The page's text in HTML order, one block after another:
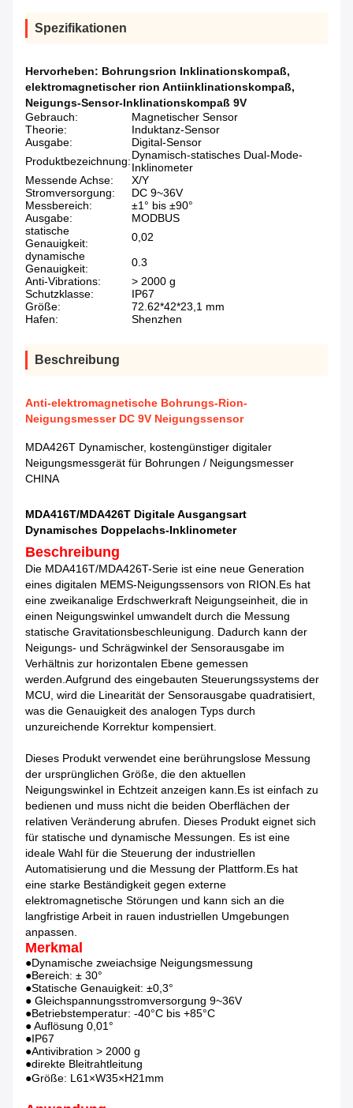
Spezifikationen
Hervorheben: Bohrungsrion Inklinationskompaß,
elektromagnetischer rion Antiinklinationskompaß,
Neigungs-Sensor-Inklinationskompaß 9V
Gebrauch:
Magnetischer Sensor
Theorie:
Induktanz-Sensor
Ausgabe:
Digital-Sensor
Produktbezeichnung:Dynamisch-statisches Dual-Mode-
Inklinometer
Messende Achse:
X/Y
Stromversorgung:
DC 9~36V
Messbereich:
±1° bis ±90°
Ausgabe:
MODBUS
statische
Genauigkeit:
0,02
dynamische
Genauigkeit:
0.3
Anti-Vibrations:
> 2000 g
Schutzklasse:
IP67
Größe:
72.62*42*23,1 mm
Hafen:
Shenzhen
Beschreibung
Anti-elektromagnetische Bohrungs-Rion-
Neigungsmesser DC 9V Neigungssensor
MDA426T Dynamischer, kostengünstiger digitaler
Neigungsmessgerät für Bohrungen / Neigungsmesser
CHINA
MDA416T/MDA426T Digitale Ausgangsart
Dynamisches Doppelachs-Inklinometer
Beschreibung
Die MDA416T/MDA426T-Serie ist eine neue Generation
eines digitalen MEMS-Neigungssensors von RION.Es hat
eine zweikanalige Erdschwerkraft Neigungseinheit, die in
einen Neigungswinkel umwandelt durch die Messung
statische Gravitationsbeschleunigung. Dadurch kann der
Neigungs- und Schrägwinkel der Sensorausgabe im
Verhältnis zur horizontalen Ebene gemessen
werden.Aufgrund des eingebauten Steuerungssystems der
MCU, wird die Linearität der Sensorausgabe quadratisiert,
was die Genauigkeit des analogen Typs durch
unzureichende Korrektur kompensiert.
Dieses Produkt verwendet eine berührungslose Messung
der ursprünglichen Größe, die den aktuellen
Neigungswinkel in Echtzeit anzeigen kann.Es ist einfach zu
bedienen und muss nicht die beiden Oberflächen der
relativen Veränderung abrufen. Dieses Produkt eignet sich
für statische und dynamische Messungen. Es ist eine
ideale Wahl für die Steuerung der industriellen
Automatisierung und die Messung der Plattform.Es hat
eine starke Beständigkeit gegen externe
elektromagnetische Störungen und kann sich an die
langfristige Arbeit in rauen industriellen Umgebungen
anpassen.
Merkmal
●Dynamische zweiachsige Neigungsmessung
●Bereich: ± 30°
●Statische Genauigkeit: ±0,3°
● Gleichspannungsstromversorgung 9~36V
●Betriebstemperatur: -40°C bis +85°C
● Auflösung 0,01°
●IP67
●Antivibration > 2000 g
●direkte Bleitrahtleitung
●Größe: L61×W35×H21mm